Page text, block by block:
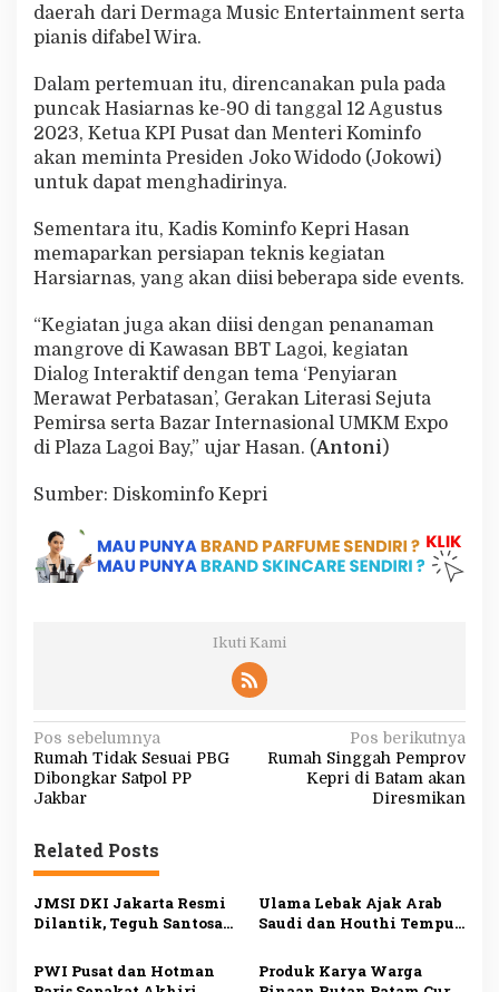
daerah dari Dermaga Music Entertainment serta
pianis difabel Wira.
Dalam pertemuan itu, direncanakan pula pada
puncak Hasiarnas ke-90 di tanggal 12 Agustus
2023, Ketua KPI Pusat dan Menteri Kominfo
akan meminta Presiden Joko Widodo (Jokowi)
untuk dapat menghadirinya.
Sementara itu, Kadis Kominfo Kepri Hasan
memaparkan persiapan teknis kegiatan
Harsiarnas, yang akan diisi beberapa side events.
“Kegiatan juga akan diisi dengan penanaman
mangrove di Kawasan BBT Lagoi, kegiatan
Dialog Interaktif dengan tema ‘Penyiaran
Merawat Perbatasan’, Gerakan Literasi Sejuta
Pemirsa serta Bazar Internasional UMKM Expo
di Plaza Lagoi Bay,” ujar Hasan. (Antoni)
Sumber: Diskominfo Kepri
Ikuti Kami
N
a
v
i
g
a
s
i
Pos sebelumnya
Rumah Tidak Sesuai PBG
Dibongkar Satpol PP
Jakbar
Pos berikutnya
Rumah Singgah Pemprov
Kepri di Batam akan
Diresmikan
Related Posts
JMSI DKI Jakarta Resmi
Dilantik, Teguh Santosa
Profesional dan
Berintegritas
Ulama Lebak Ajak Arab
Saudi dan Houthi Tempuh
PWI Pusat dan Hotman
Produk Karya Warga